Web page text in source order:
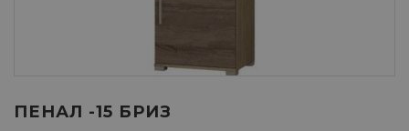
ПЕНАЛ -15 БРИЗ